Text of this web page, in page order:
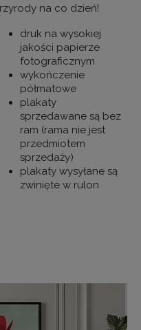
na co dzień!
druk na wysokiej
jakości papierze
fotograficznym
wykończenie
półmatowe
plakaty
sprzedawane są bez
ram (rama nie jest
przedmiotem
sprzedaży)
plakaty wysyłane są
zwinięte w rulon